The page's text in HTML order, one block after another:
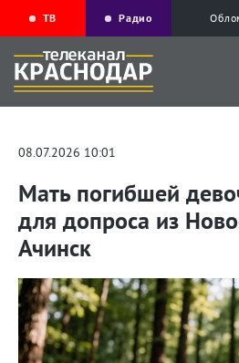
ТВ Радио
08.07.2026 10:01
Мать погибшей
для допроса из
Ачинск